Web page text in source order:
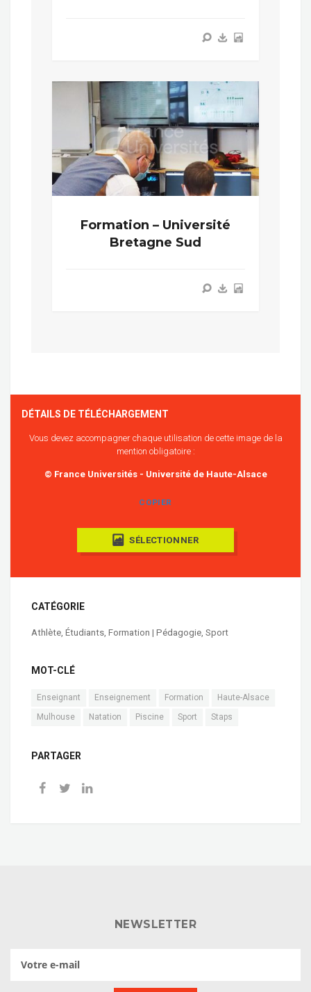
Formation – Université
Bretagne Sud
DÉTAILS DE TÉLÉCHARGEMENT
Vous devez accompagner chaque utilisation de cette image de la
mention obligatoire :
© France Universités - Université de Haute-Alsace
COPIER
SÉLECTIONNER
CATÉGORIE
Athlète, Étudiants, Formation | Pédagogie, Sport
MOT-CLÉ
Enseignant Enseignement Formation
Haute-Alsace
Mulhouse
Natation Piscine Sport Staps
PARTAGER
NEWSLETTER